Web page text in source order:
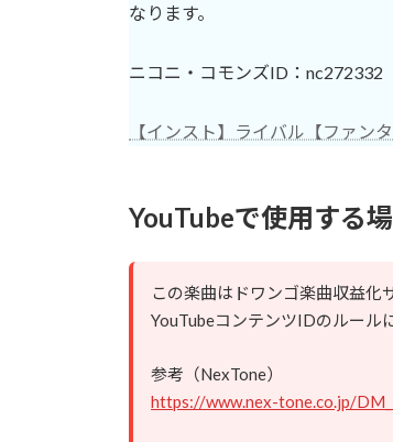
なります。
ニコニ・コモンズID：nc272332
【インスト】ライバル【ファン
YouTubeで使用する
この楽曲はドワンゴ楽曲収益化
YouTubeコンテンツIDのルール
参考（NexTone）
https://www.nex-tone.co.jp/